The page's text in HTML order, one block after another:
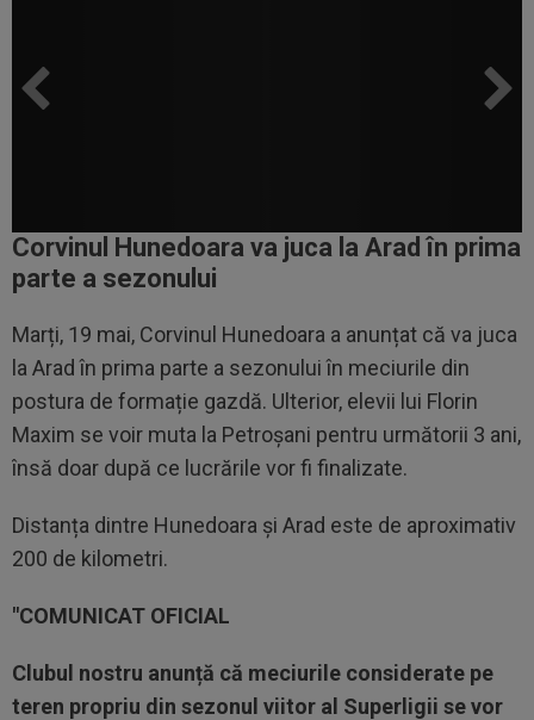
Corvinul Hunedoara va juca la Arad în prima
parte a sezonului
Marți, 19 mai, Corvinul Hunedoara a anunțat că va juca
la Arad în prima parte a sezonului în meciurile din
postura de formație gazdă. Ulterior, elevii lui Florin
Maxim se voir muta la Petroșani pentru următorii 3 ani,
însă doar după ce lucrările vor fi finalizate.
Distanța dintre Hunedoara și Arad este de aproximativ
200 de kilometri.
"COMUNICAT OFICIAL
Clubul nostru anunță că meciurile considerate pe
teren propriu din sezonul viitor al Superligii se vor